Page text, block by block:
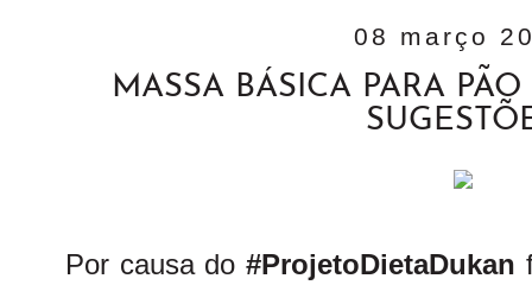
08 março
MASSA BÁSICA PARA
Por causa do#ProjetoDietaDukan